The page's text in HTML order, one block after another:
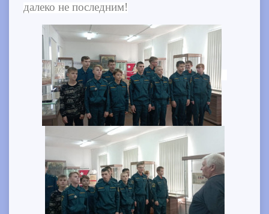
далеко не последним!